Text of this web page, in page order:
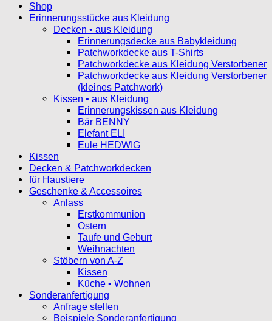
Shop
Erinnerungsstücke aus Kleidung
Decken • aus Kleidung
Erinnerungsdecke aus Babykleidung
Patchworkdecke aus T-Shirts
Patchworkdecke aus Kleidung Verstorbener
Patchworkdecke aus Kleidung Verstorbener
(kleines Patchwork)
Kissen • aus Kleidung
Erinnerungskissen aus Kleidung
Bär BENNY
Elefant ELI
Eule HEDWIG
Kissen
Decken & Patchworkdecken
für Haustiere
Geschenke & Accessoires
Anlass
Erstkommunion
Ostern
Taufe und Geburt
Weihnachten
Stöbern von A-Z
Kissen
Küche • Wohnen
Sonderanfertigung
Anfrage stellen
Beispiele Sonderanfertigung